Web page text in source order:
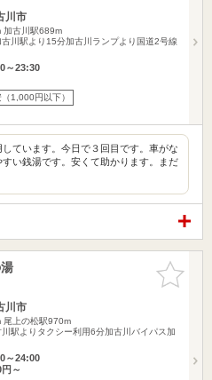
川市
加古川駅689m
川駅より15分加古川ランプより国道2号線
～23:30
1,000円以下）
ています。今日で３回目です。車がな
い銭湯です。安くて助かります。まだ
お気に入
りに追加
川市
尾上の松駅970m
駅よりタクシー利用6分加古川バイパス加
～24:00
～